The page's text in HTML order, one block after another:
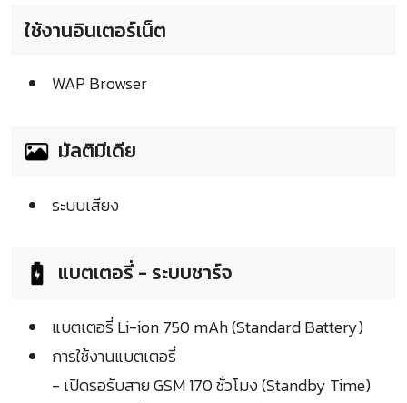
ใช้งานอินเตอร์เน็ต
WAP Browser
มัลติมีเดีย
ระบบเสียง
แบตเตอรี่ - ระบบชาร์จ
แบตเตอรี่ Li-ion 750 mAh (Standard Battery)
การใช้งานแบตเตอรี่
- เปิดรอรับสาย GSM 170 ชั่วโมง (Standby Time)